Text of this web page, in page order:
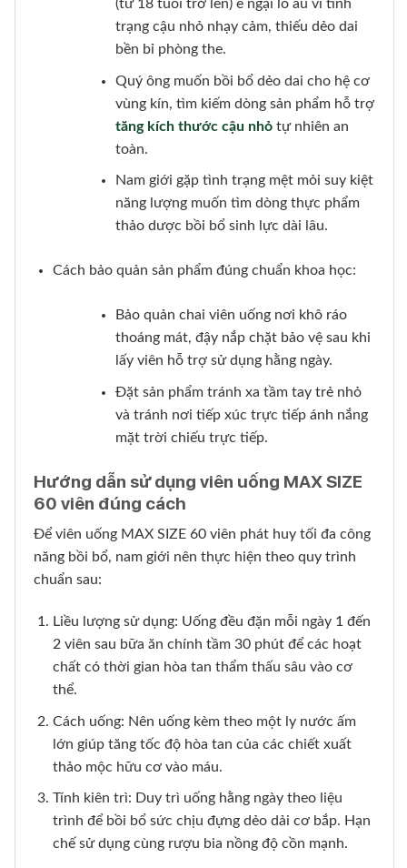
(từ 18 tuổi trở lên) e ngại lo âu vì tình
trạng cậu nhỏ nhạy cảm, thiếu dẻo dai
bền bỉ phòng the.
Quý ông muốn bồi bổ dẻo dai cho hệ cơ
vùng kín, tìm kiếm dòng sản phẩm hỗ trợ
tăng kích thước cậu nhỏtự nhiên an
toàn.
Nam giới gặp tình trạng mệt mỏi suy kiệt
năng lượng muốn tìm dòng thực phẩm
thảo dược bồi bổ sinh lực dài lâu.
Cách bảo quản sản phẩm đúng chuẩn khoa học:
Bảo quản chai viên uống nơi khô ráo
thoáng mát, đậy nắp chặt bảo vệ sau khi
lấy viên hỗ trợ sử dụng hằng ngày.
Đặt sản phẩm tránh xa tầm tay trẻ nhỏ
và tránh nơi tiếp xúc trực tiếp ánh nắng
mặt trời chiếu trực tiếp.
Hướng dẫn sử dụng viên uống MAX SIZE
60 viên đúng cách
Để viên uống MAX SIZE 60 viên phát huy tối đa công
năng bồi bổ, nam giới nên thực hiện theo quy trình
chuẩn sau:
Liều lượng sử dụng: Uống đều đặn mỗi ngày 1 đến
2 viên sau bữa ăn chính tầm 30 phút để các hoạt
chất có thời gian hòa tan thẩm thấu sâu vào cơ
thể.
Cách uống: Nên uống kèm theo một ly nước ấm
lớn giúp tăng tốc độ hòa tan của các chiết xuất
thảo mộc hữu cơ vào máu.
Tính kiên trì: Duy trì uống hằng ngày theo liệu
trình để bồi bổ sức chịu đựng dẻo dải cơ bắp. Hạn
chế sử dụng cùng rượu bia nồng độ cồn mạnh.